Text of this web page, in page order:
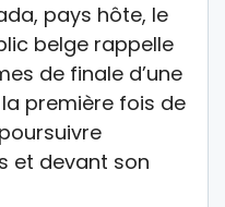
pays hôte, le
belge rappelle
de finale d’une
première fois de
et devant son